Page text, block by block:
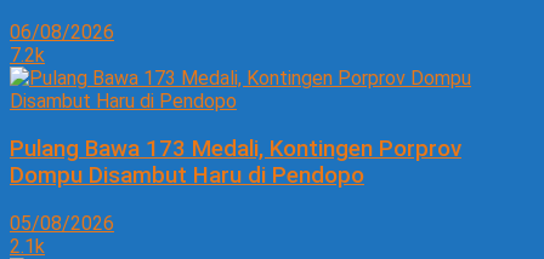
06/08/2026
7.2k
Pulang Bawa 173 Medali, Kontingen Porprov
Dompu Disambut Haru di Pendopo
05/08/2026
2.1k